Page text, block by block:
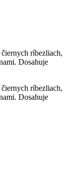
ríbezliach,
Dosahuje
ríbezliach,
Dosahuje